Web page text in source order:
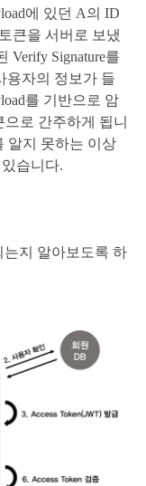
에 있던 A의 ID
큰을 서버로 보냈
Verify Signature를
용자의 정보가 들
를 기반으로 암
로 간주하게 됩니
알지 못하는 이상
습니다.
는지 알아보도록 하